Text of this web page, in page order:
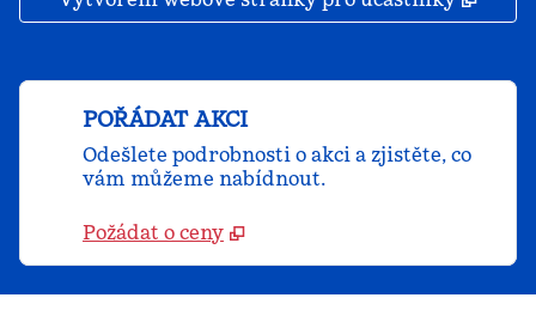
POŘÁDAT AKCI
Odešlete podrobnosti o akci a zjistěte, co
vám můžeme nabídnout.
Požádat o ceny